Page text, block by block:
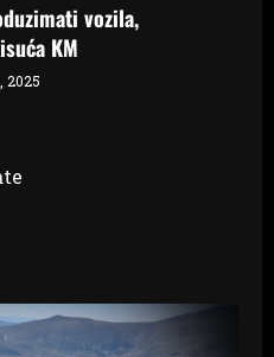
vozila,
KM
2025